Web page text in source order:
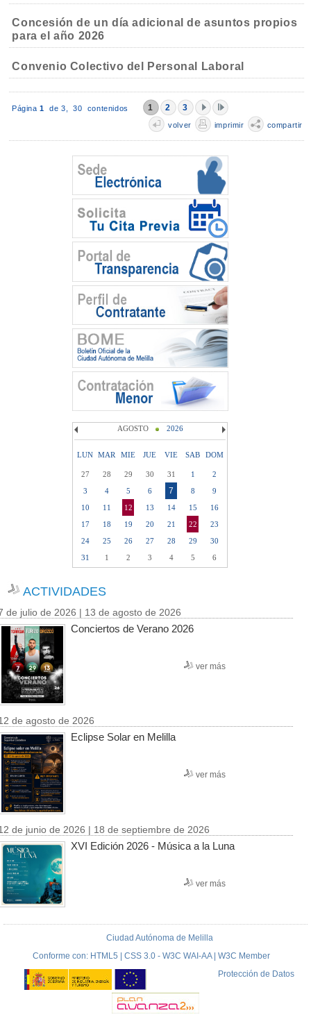
Concesión de un día adicional de asuntos propios
para el año 2026
Convenio Colectivo del Personal Laboral
Página 1 de 3,30 contenidos 1 2 3
volver imprimir compartir
AGOSTO 2026
LUN MAR MIE JUE VIE SAB DOM
27 28 29 30 31 1
2
3
4 5 6 7 8
9
10
11 12 13 14 15
16
17
18 19 20 21 22
23
24
25 26 27 28 29
30
31
1 2 3 4 5 6
ACTIVIDADES
de julio de 2026 | 13 de agosto de 2026
Conciertos de Verano 2026
ver más
de agosto de 2026
Eclipse Solar en Melilla
ver más
de junio de 2026 | 18 de septiembre de 2026
XVI Edición 2026 - Música a la Luna
ver más
Ciudad Autónoma de Melilla
Conforme con: HTML5 | CSS 3.0 - W3C WAI-AA | W3C Member
Protección de Datos